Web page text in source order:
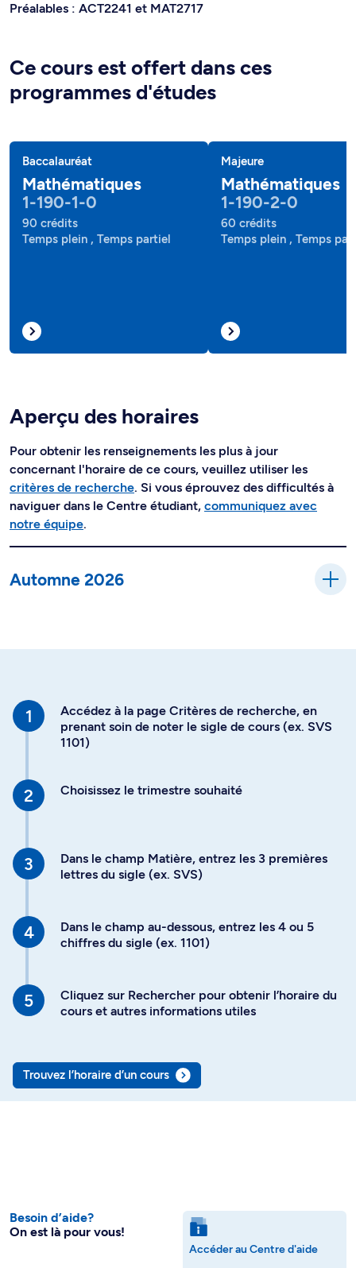
Préalables : ACT2241 et MAT2717
Ce cours est offert dans ces
programmes d'études
Baccalauréat
Mathématiques
1-190-1-0
90 crédits
Temps plein , Temps partiel
Majeure
Mathématiques
1-190-2-0
60 crédits
Temps plein , Temps
Aperçu des horaires
Pour obtenir les renseignements les plus à jour
concernant l'horaire de ce cours, veuillez utiliser les
critères de recherche. Si vous éprouvez des difficultés à
naviguer dans le Centre étudiant, communiquez avec
notre équipe.
Automne 2026
Accédez à la page Critères de recherche, en
prenant soin de noter le sigle de cours (ex. SVS
1101)
Choisissez le trimestre souhaité
Dans le champ Matière, entrez les 3 premières
lettres du sigle (ex. SVS)
Dans le champ au-dessous, entrez les 4 ou 5
chiffres du sigle (ex. 1101)
Cliquez sur Rechercher pour obtenir l’horaire du
cours et autres informations utiles
Trouvez l’horaire d’un cours
Besoin d’aide?
On est là pour vous!
Accéder au Centre d'aide